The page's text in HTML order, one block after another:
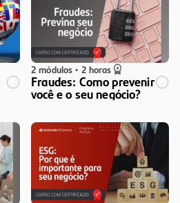
2 módulos • 2 horas
Fraudes: Como prevenir
você e o seu negócio?